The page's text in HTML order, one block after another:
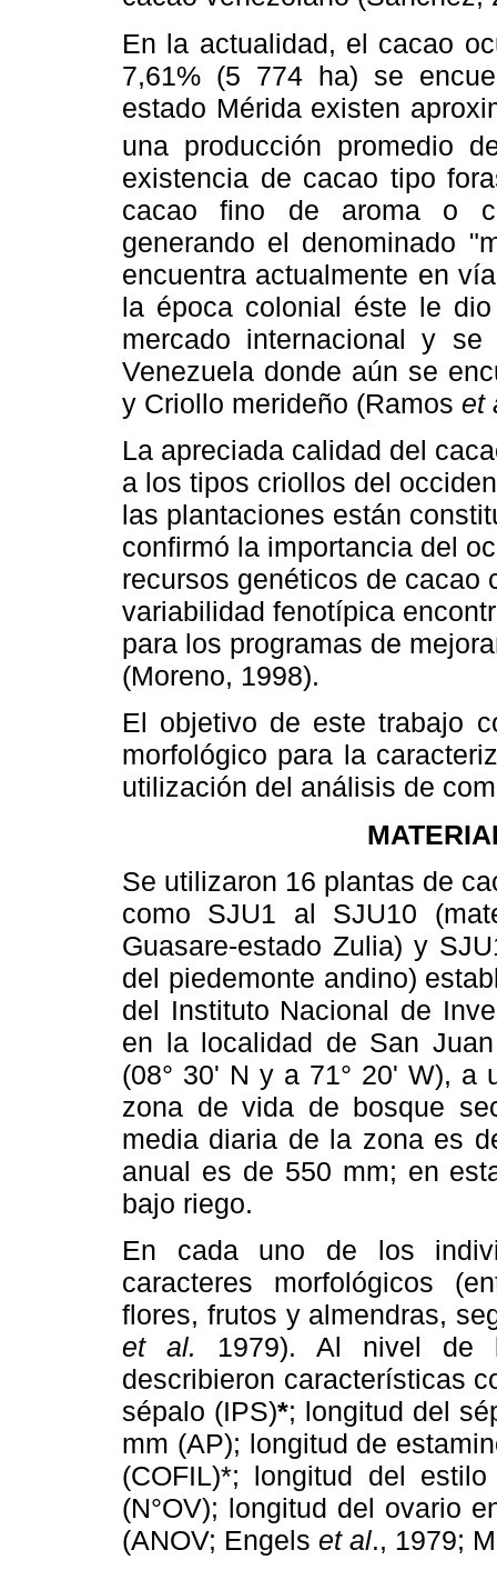
En la actualidad, el cacao
7,61% (5 774 ha) se
estado Mérida existen
una producción promedio
existencia de cacao tipo
cacao fino de aroma o
generando el denominado
encuentra actualmente en
la época colonial éste le
mercado internacional y
Venezuela donde aún se
y Criollo merideño (Ramos et
La apreciada calidad del
a los tipos criollos del
las plantaciones están
confirmó la importancia del
recursos genéticos de cacao
variabilidad fenotípica
para los programas de
(Moreno, 1998).
El objetivo de este trabajo
morfológico para la
utilización del análisis de
Se utilizaron 16 plantas de
como SJU1 al SJU10
Guasare-estado Zulia) y
del piedemonte andino)
del Instituto Nacional de
en la localidad de San
(08° 30' N y a 71° 20' W), a
zona de vida de bosque
media diaria de la zona es
anual es de 550 mm; en
bajo riego.
En cada uno de los
caracteres morfológicos
flores, frutos y almendras,
et al.
1979). Al nivel de
describieron características
sépalo (IPS)*; longitud del
mm (AP); longitud de
(COFIL)*; longitud del
(N°OV); longitud del ovario
(ANOV; Engels et al., 1979;